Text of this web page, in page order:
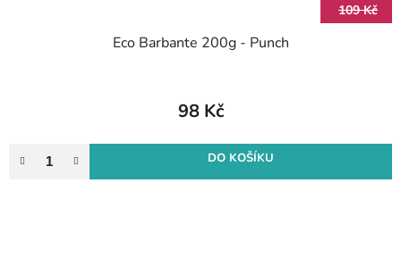
109 Kč
Eco Barbante 200g - Punch
98 Kč
DO KOŠÍKU